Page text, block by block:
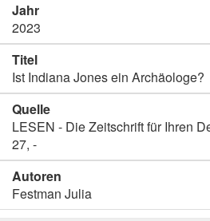
Jahr
2023
Titel
Ist Indiana Jones ein Archäologe?
Quelle
LESEN - Die Zeitschrift für Ihren
27, -
Autoren
Festman Julia